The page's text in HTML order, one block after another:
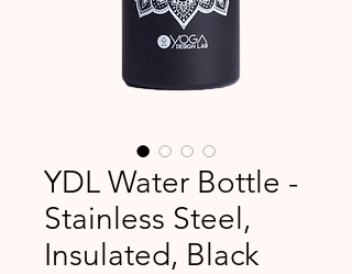
YDL Water Bottle -
Stainless Steel,
Insulated, Black